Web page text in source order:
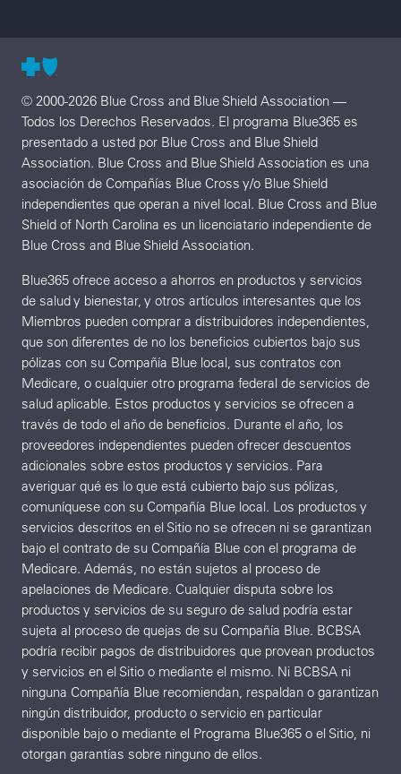
© 2000-2026 Blue Cross and Blue Shield Association —
Todos los Derechos Reservados. El programa Blue365 es
presentado a usted por Blue Cross and Blue Shield
Association. Blue Cross and Blue Shield Association es una
asociación de Compañías Blue Cross y/o Blue Shield
independientes que operan a nivel local. Blue Cross and Blue
Shield of North Carolina es un licenciatario independiente de
Blue Cross and Blue Shield Association.
Blue365 ofrece acceso a ahorros en productos y servicios
de salud y bienestar, y otros artículos interesantes que los
Miembros pueden comprar a distribuidores independientes,
que son diferentes de no los beneficios cubiertos bajo sus
pólizas con su Compañía Blue local, sus contratos con
Medicare, o cualquier otro programa federal de servicios de
salud aplicable. Estos productos y servicios se ofrecen a
través de todo el año de beneficios. Durante el año, los
proveedores independientes pueden ofrecer descuentos
adicionales sobre estos productos y servicios. Para
averiguar qué es lo que está cubierto bajo sus pólizas,
comuníquese con su Compañía Blue local. Los productos y
servicios descritos en el Sitio no se ofrecen ni se garantizan
bajo el contrato de su Compañía Blue con el programa de
Medicare. Además, no están sujetos al proceso de
apelaciones de Medicare. Cualquier disputa sobre los
productos y servicios de su seguro de salud podría estar
sujeta al proceso de quejas de su Compañía Blue. BCBSA
podría recibir pagos de distribuidores que provean productos
y servicios en el Sitio o mediante el mismo. Ni BCBSA ni
ninguna Compañía Blue recomiendan, respaldan o garantizan
ningún distribuidor, producto o servicio en particular
disponible bajo o mediante el Programa Blue365 o el Sitio, ni
otorgan garantías sobre ninguno de ellos.